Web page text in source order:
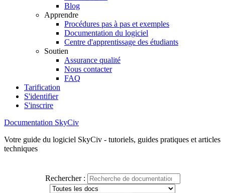
Blog
Apprendre
Procédures pas à pas et exemples
Documentation du logiciel
Centre d'apprentissage des étudiants
Soutien
Assurance qualité
Nous contacter
FAQ
Tarification
S'identifier
S'inscrire
Documentation SkyCiv
Votre guide du logiciel SkyCiv - tutoriels, guides pratiques et articles
techniques
Rechercher :